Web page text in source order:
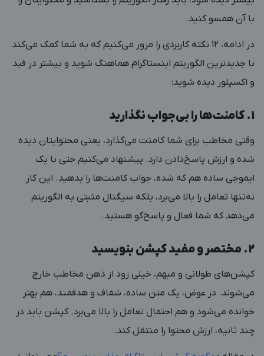
با آن همسو کنید.
در ادامه، ۱۲ نکته کاربردی را مرور می‌کنیم که به شما کمک می‌کند
با جدیدترین الگوریتم اینستاگرام هماهنگ شوید و بیشتر در فید
و اکسپلور دیده شوید:
۱. کامنت‌ها را بی‌جواب نگذارید
وقتی مخاطب برای شما کامنت می‌گذارد، یعنی محتوایتان دیده
شده و ارزش پاسخ‌دادن دارد. پیشنهاد می‌کنیم حتی با یک
ایموجی ساده هم که شده، جواب کامنت‌ها را بدهید. این کار
نه‌تنها تعامل را بالا می‌برد، بلکه سیگنال مثبتی به الگوریتم
می‌دهد که شما فعال و پاسخ‌گو هستید.
۲. مختصر و مفید کپشن بنویسید
کپشن‌های طولانی و مبهم، خیلی زود از ذهن مخاطب خارج
می‌شوند. در عوض، یک متن ساده، شفاف و هدفمند، هم بهتر
خوانده می‌شود و هم احتمال تعامل را بالا می‌برد. کپشن باید در
چند ثانیه، ارزش محتوا را منتقل کند.